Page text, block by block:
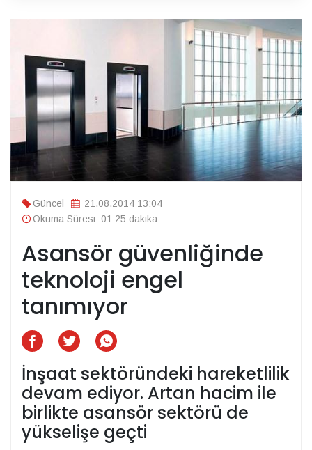
Güncel
21.08.2014 13:04
Okuma Süresi: 01:25 dakika
Asansör güvenliğinde
teknoloji engel
tanımıyor
İnşaat sektöründeki hareketlilik
devam ediyor. Artan hacim ile
birlikte asansör sektörü de
yükselişe geçti